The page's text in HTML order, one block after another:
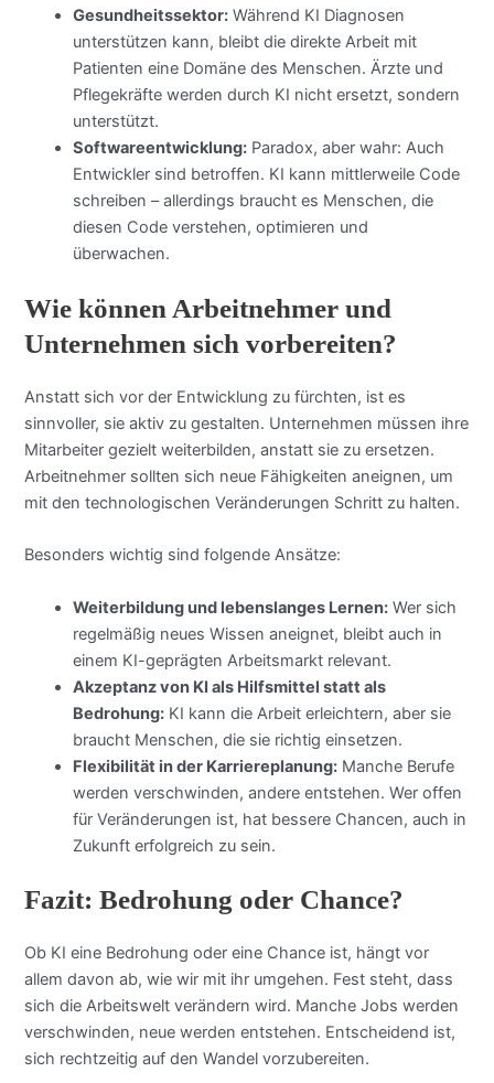
Gesundheitssektor: Während KI Diagnosen
unterstützen kann, bleibt die direkte Arbeit mit
Patienten eine Domäne des Menschen. Ärzte und
Pflegekräfte werden durch KI nicht ersetzt, sondern
unterstützt.
Softwareentwicklung: Paradox, aber wahr: Auch
Entwickler sind betroffen. KI kann mittlerweile Code
schreiben – allerdings braucht es Menschen, die
diesen Code verstehen, optimieren und
überwachen.
Wie können Arbeitnehmer und
Unternehmen sich vorbereiten?
Anstatt sich vor der Entwicklung zu fürchten, ist es
sinnvoller, sie aktiv zu gestalten. Unternehmen müssen ihre
Mitarbeiter gezielt weiterbilden, anstatt sie zu ersetzen.
Arbeitnehmer sollten sich neue Fähigkeiten aneignen, um
mit den technologischen Veränderungen Schritt zu halten.
Besonders wichtig sind folgende Ansätze:
Weiterbildung und lebenslanges Lernen: Wer sich
regelmäßig neues Wissen aneignet, bleibt auch in
einem KI-geprägten Arbeitsmarkt relevant.
Akzeptanz von KI als Hilfsmittel statt als
Bedrohung: KI kann die Arbeit erleichtern, aber sie
braucht Menschen, die sie richtig einsetzen.
Flexibilität in der Karriereplanung: Manche Berufe
werden verschwinden, andere entstehen. Wer offen
für Veränderungen ist, hat bessere Chancen, auch in
Zukunft erfolgreich zu sein.
Fazit: Bedrohung oder Chance?
Ob KI eine Bedrohung oder eine Chance ist, hängt vor
allem davon ab, wie wir mit ihr umgehen. Fest steht, dass
sich die Arbeitswelt verändern wird. Manche Jobs werden
verschwinden, neue werden entstehen. Entscheidend ist,
sich rechtzeitig auf den Wandel vorzubereiten.